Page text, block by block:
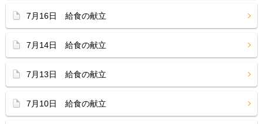
7月16日 給食の献立
7月14日 給食の献立
7月13日 給食の献立
7月10日 給食の献立